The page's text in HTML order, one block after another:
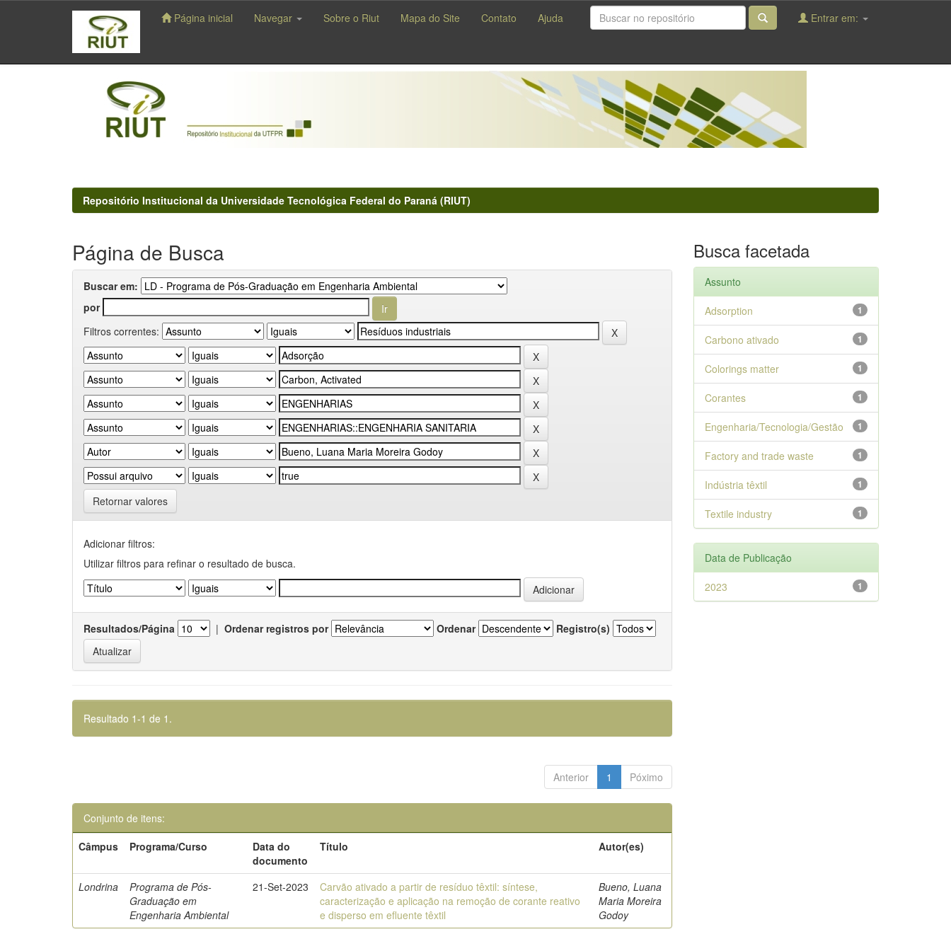
navigation
Página inicial Navegar Sobre o Riut Mapa do Site Contato Ajuda Entrar em:
Repositório Institucional da Universidade Tecnológica Federal do Paraná (RIUT)
Página de Busca
Buscar em:
por
Filtros correntes:
Retornar valores
Adicionar filtros:
Utilizar filtros para refinar o resultado de busca.
Resultados/Página | Ordenar registros por Ordenar Registro(s)
Resultado 1-1 de 1.
Anterior 1 Póximo
Conjunto de itens:
Câmpus
Programa/Curso
Data do
documento
Título Autor(es)
Londrina
Programa de Pós-
Graduação em
Engenharia Ambiental
21-Set-2023
Carvão ativado a partir de resíduo têxtil: síntese,
caracterização e aplicação na remoção de corante reativo
e disperso em efluente têxtil
Bueno, Luana
Maria Moreira
Godoy
Busca facetada
Assunto
1
Adsorption
1
Carbono ativado
1
Colorings matter
1
Corantes
1
Engenharia/Tecnologia/Gestão
1
Factory and trade waste
1
Indústria têxtil
1
Textile industry
Data de Publicação
1
2023